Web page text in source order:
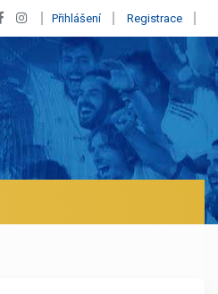
Blíží se jeho odchod z Realu a
Přihlášení Registrace